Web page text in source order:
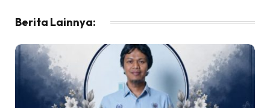
Berita Lainnya: